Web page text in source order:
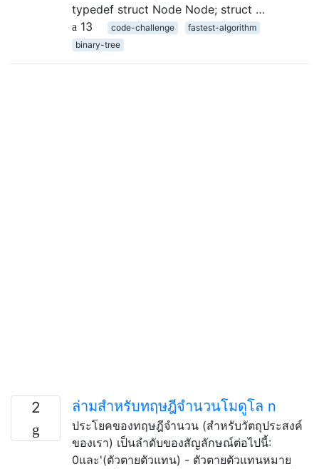
typedef struct Node Node; struct …
13
code-challenge
fastest-algorithm
binary-tree
2 ล่ามสำหรับทฤษฎีจำนวนโมดูโล n
ประโยคของทฤษฎีจำนวน (สำหรับวัตถุประสงค์
ของเรา) เป็นลำดับของสัญลักษณ์ต่อไปนี้:
0และ'(ตัวตายตัวแทน) - ตัวตายตัวแทนหมาย